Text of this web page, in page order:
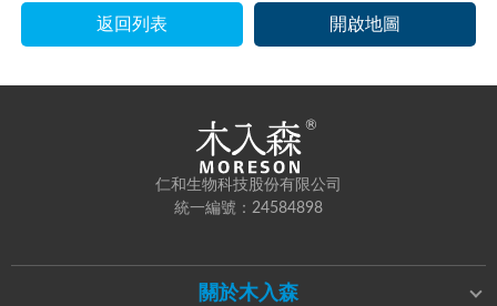
返回列表 開啟地圖
仁和生物科技股份有限公司
統一編號：24584898
關於木入森